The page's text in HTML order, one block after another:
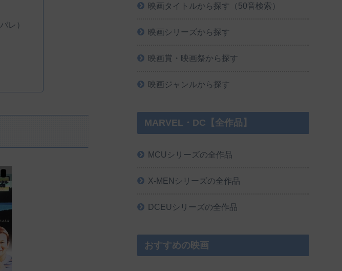
レ）
映画タイトルから探す（50音検索）
映画シリーズから探す
映画賞・映画祭から探す
映画ジャンルから探す
MARVEL・DC【全作品】
MCUシリーズの全作品
X-MENシリーズの全作品
DCEUシリーズの全作品
おすすめの映画